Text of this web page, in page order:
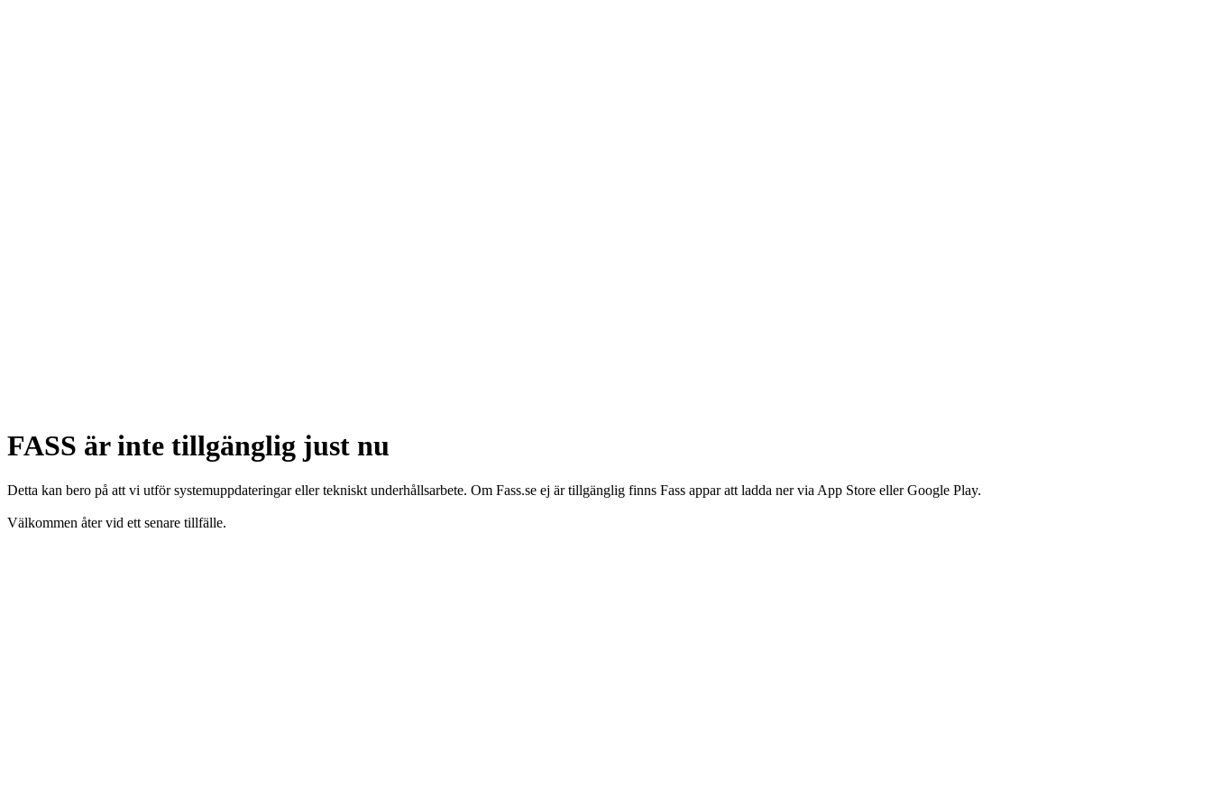
FASS är inte tillgänglig just nu
Detta kan bero på att vi utför systemuppdateringar eller tekniskt underhållsarbete. Om Fass.se ej är tillgänglig finns Fass appar att ladda ner via App Store eller Google Play.
Välkommen åter vid ett senare tillfälle.